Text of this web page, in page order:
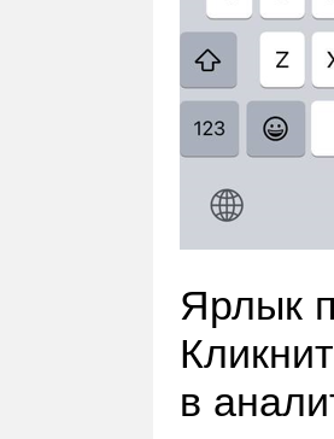
Ярлык
в